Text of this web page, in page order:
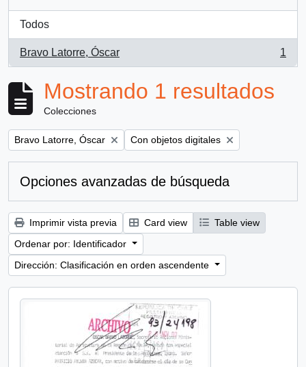
Todos
Bravo Latorre, Óscar
, 1 resultados
1
Mostrando 1 resultados
Colecciones
Remove filter:
Bravo Latorre, Óscar Remove filter:
Con objetos digitales
Opciones avanzadas de búsqueda
Imprimir vista previa Card view
Table view
Ordenar por: Identificador
Dirección: Clasificación en orden ascendente